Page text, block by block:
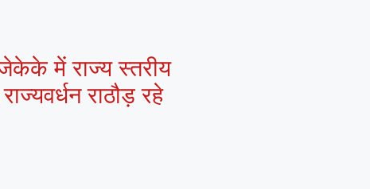
में राज्य स्तरीय
राठौड़ रहे